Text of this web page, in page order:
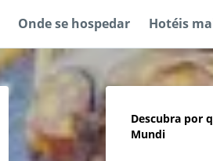
Onde se hospedar Hotéis
Descubra por
Mundi